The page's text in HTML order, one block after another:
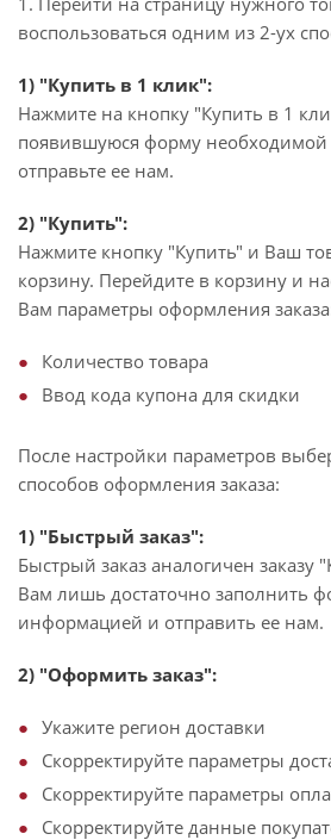
воспользоваться одним из 2-ух
1) "Купить в 1 клик":
Нажмите на кнопку "Купить в 1
появившуюся форму
отправьте ее нам.
2) "Купить":
Нажмите кнопку "Купить" и Ваш
корзину. Перейдите в корзину и
Вам параметры оформления
Количество товара
Ввод кода купона для скидки
После настройки параметров
способов оформления заказа:
1) "Быстрый заказ":
Быстрый заказ аналогичен заказу
Вам лишь достаточно заполнить
информацией и отправить ее нам.
2) "Оформить заказ":
Укажите регион доставки
Скорректируйте параметры
Скорректируйте параметры
Скорректируйте данные